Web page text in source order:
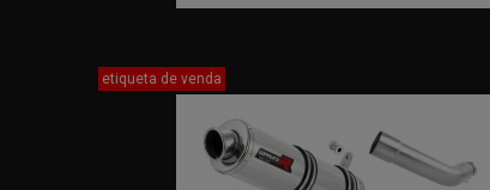
etiqueta de venda